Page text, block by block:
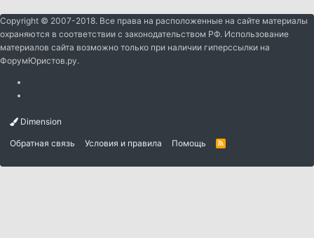
Copyright © 2007-2018. Все права на расположенные на сайте материалы
охраняются в соответствии с законодательством РФ. Использование
материалов сайта возможно только при наличии гиперссылки на
ФорумЮристов.ру.
Dimension
Обратная связь Условия и правила Помощь